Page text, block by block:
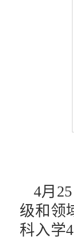
4月
级和领
科入学